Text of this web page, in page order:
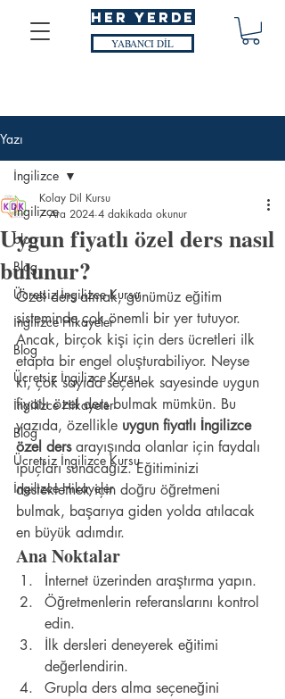
HER YERDE
YABANCI DİL
Yazı
İngilizce
blog
Blog
Ücretsiz İngilizce Kursu
İngilizce Hikayeler
Blog
Ücretsiz İngilizce Kursu
İngilizce Hikayeler
Blog
Ücretsiz İngilizce Kursu
İngilizce Hikayeler
İngilizce
Uygun fiyatlı özel ders nasıl
bulunur?
Kolay Dil Kursu
7 Ara 2024 4 dakikada okunur
Özel ders almak, günümüz eğitim
sisteminde çok önemli bir yer tutuyor.
Ancak, birçok kişi için ders ücretleri ilk
etapta bir engel oluşturabiliyor. Neyse
ki, çok sayıda seçenek sayesinde uygun
fiyatlı özel ders bulmak mümkün. Bu
yazıda, özellikle uygun fiyatlı İngilizce
özel ders arayışında olanlar için faydalı
ipuçları sunacağız. Eğitiminizi
desteklemek için doğru öğretmeni
bulmak, başarıya giden yolda atılacak
en büyük adımdır.
Ana Noktalar
İnternet üzerinden araştırma yapın.
Öğretmenlerin referanslarını kontrol
edin.
İlk dersleri deneyerek eğitimi
değerlendirin.
Grupla ders alma seçeneğini